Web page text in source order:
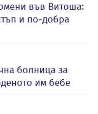
във Витоша:
и по-добра
болница за
им бебе